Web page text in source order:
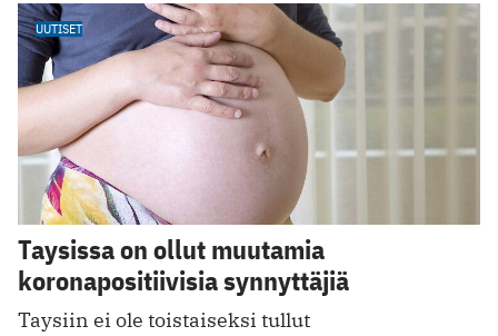
UUTISET
Taysissa on ollut muutamia
koronapositiivisia synnyttäjiä
Taysiin ei ole toistaiseksi tullut